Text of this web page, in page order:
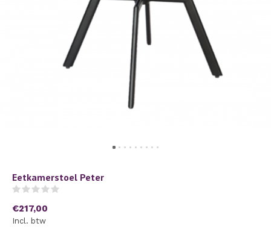
Eetkamerstoel Peter
€217,00
Incl. btw